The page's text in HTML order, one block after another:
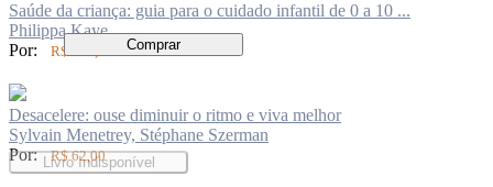
Saúde da criança: guia para o cuidado infantil de 0 a 10 ...
Philippa Kaye
Por:
R$ 136,00 Comprar
Desacelere: ouse diminuir o ritmo e viva melhor
Sylvain Menetrey, Stéphane Szerman
Por:
R$ 62,00
Livro Indisponível